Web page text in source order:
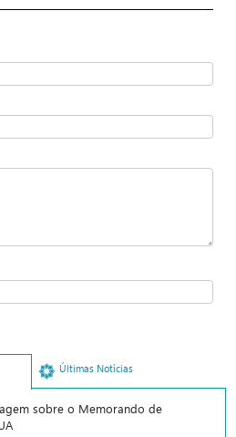
Últimas Notícias
sobre o Memorando de